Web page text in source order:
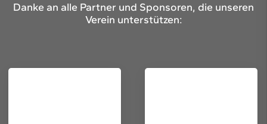
Danke an alle Partner und Sponsoren, die unseren
Verein unterstützen: